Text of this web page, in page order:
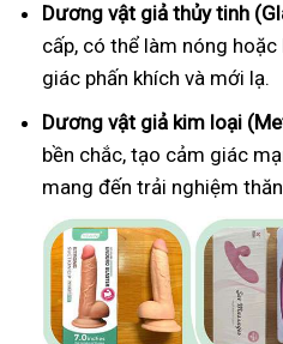
Dương vật giả thủy tinh
cấp, có thể làm nóng
giác phấn khích và mới lạ.
Dương vật giả kim loại
bền chắc, tạo cảm giác
mang đến trải nghiệm